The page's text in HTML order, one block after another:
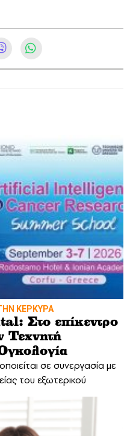
ΚΕΡΚΥΡΑ
Στο επίκεντρο
Τεχνητή
σε συνεργασία με
του εξωτερικού